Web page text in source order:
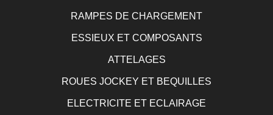
RAMPES DE CHARGEMENT
ESSIEUX ET COMPOSANTS
ATTELAGES
ROUES JOCKEY ET BEQUILLES
ELECTRICITE ET ECLAIRAGE